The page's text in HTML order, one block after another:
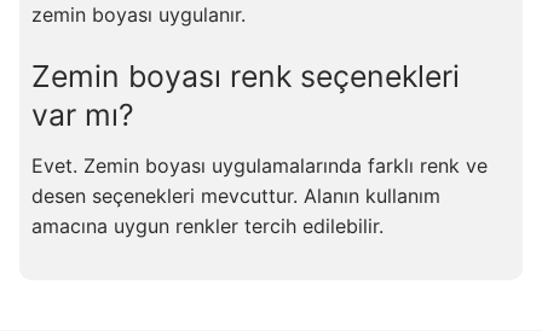
zemin boyası uygulanır.
Zemin boyası renk seçenekleri
var mı?
Evet. Zemin boyası uygulamalarında farklı renk ve
desen seçenekleri mevcuttur. Alanın kullanım
amacına uygun renkler tercih edilebilir.